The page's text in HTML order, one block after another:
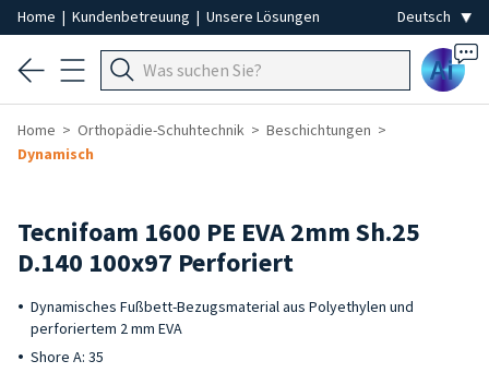
Home | Kundenbetreuung | Unsere Lösungen
Ai
Home Orthopädie-Schuhtechnik
Beschichtungen
Dynamisch
Tecnifoam 1600 PE EVA 2mm Sh.25
D.140 100x97 Perforiert
Dynamisches Fußbett-Bezugsmaterial aus Polyethylen und
perforiertem 2 mm EVA
Shore A: 35